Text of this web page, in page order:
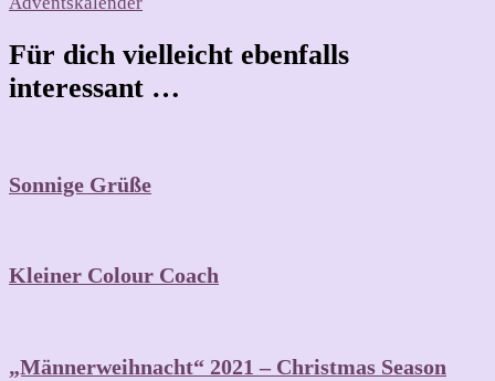
Für dich vielleicht ebenfalls
interessant …
Sonnige Grüße
Kleiner Colour Coach
„Männerweihnacht“ 2021 – Christmas Season